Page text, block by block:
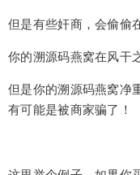
但是有些奸商，会偷偷
你的溯源码燕窝在风干
但是你的溯源码燕窝净
有可能是被商家骗了！